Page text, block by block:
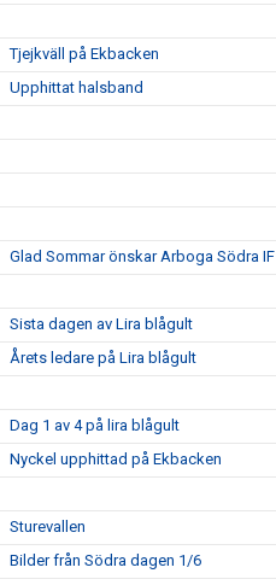
Tjejkväll på Ekbacken
Upphittat halsband
Glad Sommar önskar Arboga Södra IF
Sista dagen av Lira blågult
Årets ledare på Lira blågult
Dag 1 av 4 på lira blågult
Nyckel upphittad på Ekbacken
Sturevallen
Bilder från Södra dagen 1/6